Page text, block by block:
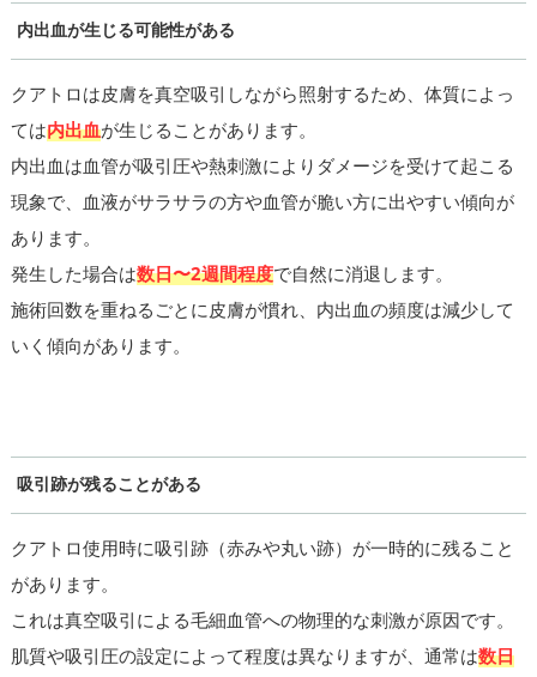
内出血が生じる可能性がある
クアトロは皮膚を真空吸引しながら照射するため、体質によっ
ては内出血が生じることがあります。
内出血は血管が吸引圧や熱刺激によりダメージを受けて起こる
現象で、血液がサラサラの方や血管が脆い方に出やすい傾向が
あります。
発生した場合は数日〜2週間程度で自然に消退します。
施術回数を重ねるごとに皮膚が慣れ、内出血の頻度は減少して
いく傾向があります。
吸引跡が残ることがある
クアトロ使用時に吸引跡（赤みや丸い跡）が一時的に残ること
があります。
これは真空吸引による毛細血管への物理的な刺激が原因です。
肌質や吸引圧の設定によって程度は異なりますが、通常は数日